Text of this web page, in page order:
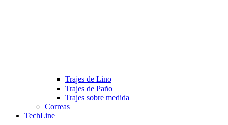
Trajes de Lino
Trajes de Paño
Trajes sobre medida
Correas
TechLine